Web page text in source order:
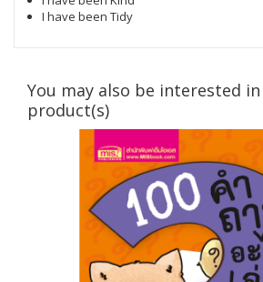
I have been Tidy
You may also be interested
product(s)